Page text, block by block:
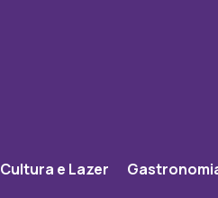
Cultura e Lazer